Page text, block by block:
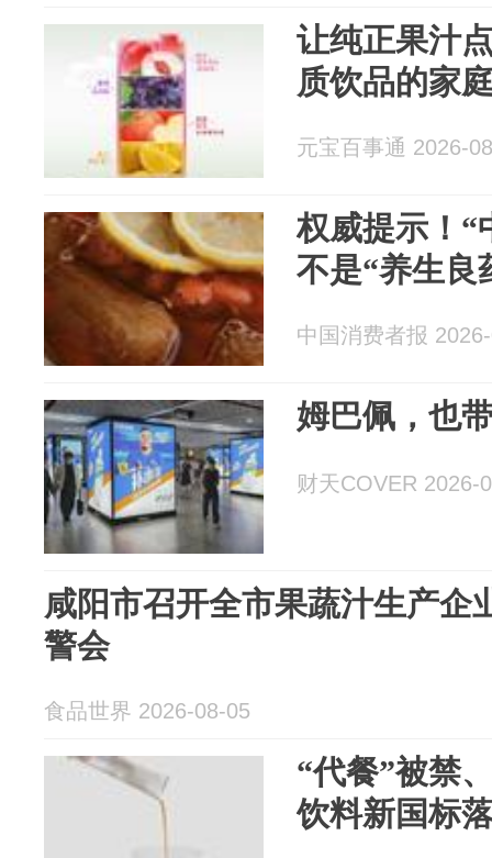
让纯正果汁
质饮品的家
元宝百事通 2026-
权威提示！“
不是“养生良
中国消费者报
姆巴佩，也
财天COVER 2026-
咸阳市召开全市果蔬汁生产企
警会
食品世界 2026-08-05
“代餐”被禁
饮料新国标